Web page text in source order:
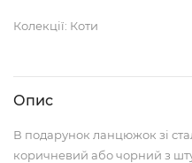
Колекції: Коти
Опис
В подарунок ланцюжок зі
коричневий або чорний з